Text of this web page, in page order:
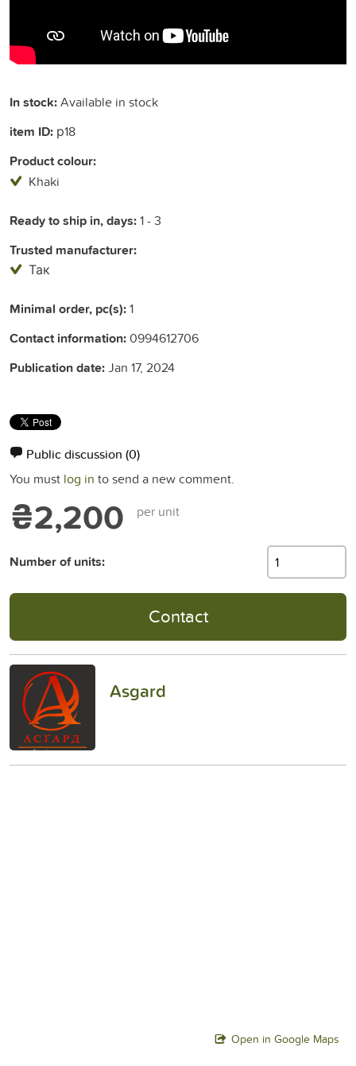
In stock:Available in stock
item ID: р18
Product colour:
Khaki
Ready to ship in, days:1 - 3
Trusted manufacturer:
Так
Minimal order, pc(s):1
Contact information:0994612706
Publication date:Jan 17, 2024
Public discussion (0)
You must log in to send a new comment.
₴2,200 per unit
Number of units:
Contact
Asgard
Open in Google Maps